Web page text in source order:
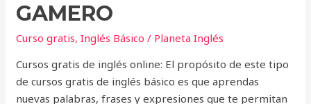
GAMERO
Curso gratis,Inglés Básico / Planeta Inglés
Cursos gratis de inglés online: El propósito de este tipo
de cursos gratis de inglés básico es que aprendas
nuevas palabras, frases y expresiones que te permitan